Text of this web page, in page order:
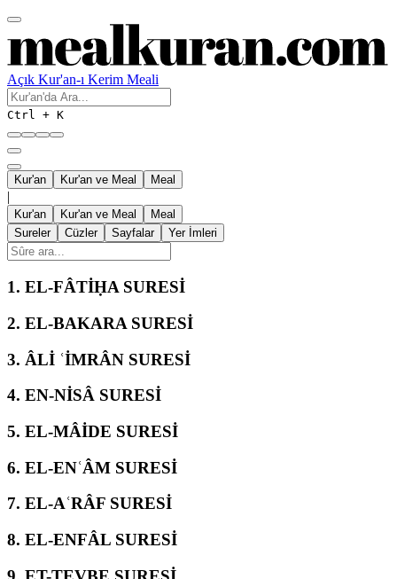
Açık Kur'an-ı Kerim Meali
Ctrl + K
Kur'an Kur'an ve Meal Meal
|
Kur'an Kur'an ve Meal
Meal
Sureler
Cüzler Sayfalar Yer İmleri
1. EL-FÂTİḤA SURESİ
2. EL-BAKARA SURESİ
3. ÂLİ ʿİMRÂN SURESİ
4. EN-NİSÂ SURESİ
5. EL-MÂİDE SURESİ
6. EL-ENʿÂM SURESİ
7. EL-AʿRÂF SURESİ
8. EL-ENFÂL SURESİ